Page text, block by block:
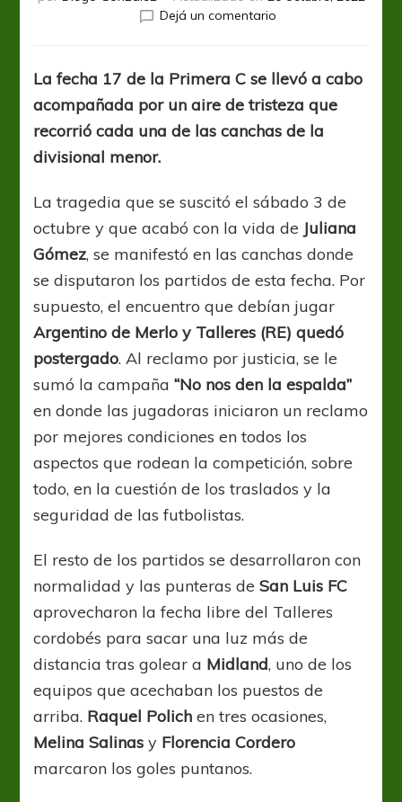
Dejá un comentarioen
de
Juliana
y
el
se
hicieron
presentes
el
fin
semana
La fecha 17 de la Primera C se llevó a cabo
acompañada por un aire de tristeza que
recorrió cada una de las canchas de la
divisional menor.
La tragedia que se suscitó el sábado 3 de
octubre y que acabó con la vida de Juliana
Gómez, se manifestó en las canchas donde
se disputaron los partidos de esta fecha. Por
supuesto, el encuentro que debían jugar
Argentino de Merlo y Talleres (RE) quedó
postergado. Al reclamo por justicia, se le
sumó la campaña“No nos den la espalda”
en donde las jugadoras iniciaron un reclamo
por mejores condiciones en todos los
aspectos que rodean la competición, sobre
todo, en la cuestión de los traslados y la
seguridad de las futbolistas.
El resto de los partidos se desarrollaron con
normalidad y las punteras de San Luis FC
aprovecharon la fecha libre del Talleres
cordobés para sacar una luz más de
distancia tras golear a Midland, uno de los
equipos que acechaban los puestos de
arriba. Raquel Polich en tres ocasiones,
Melina Salinas y Florencia Cordero
marcaron los goles puntanos.